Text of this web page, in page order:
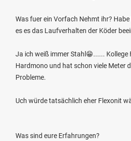
Was fuer ein Vorfach Nehmt ihr?
es es das Laufverhalten der Köder
Ja ich weiß immer Stahl😁...... Kollege
Hardmono und hat schon viele Meter
Probleme.
Uch würde tatsächlich eher Flexonit
Was sind eure Erfahrungen?